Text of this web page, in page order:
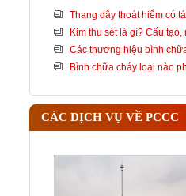
Thang dây thoát hiểm có
Kim thu sét là gì? Cấu
Các thương hiệu bình
Bình chữa cháy loại nào
CÁC DỊCH VỤ VỀ PCCC